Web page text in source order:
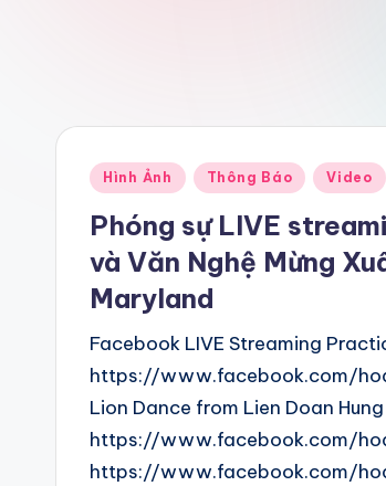
Posted
Hình Ảnh Thông Báo Video
Phóng sự LIVE
và Văn Nghệ Mừng
Maryland
Facebook LIVE Streaming
https://www.facebook.com/
Lion Dance from Lien Doan
https://www.facebook.com/
https://www.facebook.com/